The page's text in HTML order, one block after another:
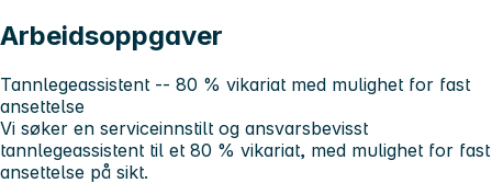
Arbeidsoppgaver
Tannlegeassistent -- 80 % vikariat med mulighet for fast
ansettelse
Vi søker en serviceinnstilt og ansvarsbevisst
tannlegeassistent til et 80 % vikariat, med mulighet for fast
ansettelse på sikt.